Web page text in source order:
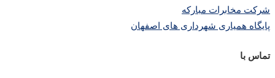
شرکت مخابرات مبارکه
پایگاه همیاری شهرداری های اصفهان
تماس با